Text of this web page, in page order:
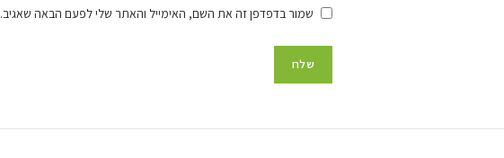
שמור בדפדפן זה את השם, האימייל והאתר שלי לפעם הבאה שאגיב.